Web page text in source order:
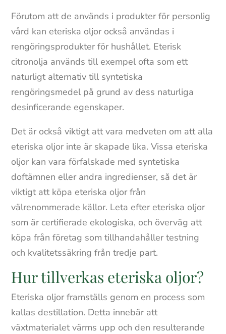
Förutom att de används i produkter för personlig
vård kan eteriska oljor också användas i
rengöringsprodukter för hushållet. Eterisk
citronolja används till exempel ofta som ett
naturligt alternativ till syntetiska
rengöringsmedel på grund av dess naturliga
desinficerande egenskaper.
Det är också viktigt att vara medveten om att alla
eteriska oljor inte är skapade lika. Vissa eteriska
oljor kan vara förfalskade med syntetiska
doftämnen eller andra ingredienser, så det är
viktigt att köpa eteriska oljor från
välrenommerade källor. Leta efter eteriska oljor
som är certifierade ekologiska, och överväg att
köpa från företag som tillhandahåller testning
och kvalitetssäkring från tredje part.
Hur tillverkas eteriska oljor?
Eteriska oljor framställs genom en process som
kallas destillation. Detta innebär att
växtmaterialet värms upp och den resulterande